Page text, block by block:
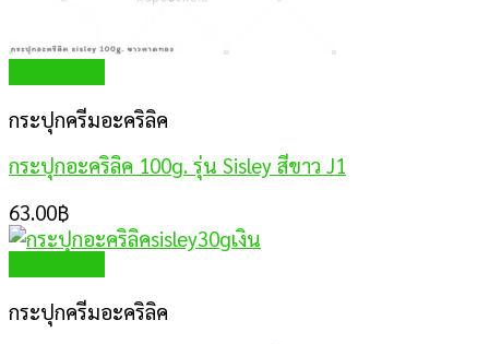
กระปุกครีมอะคริลิค
กระปุกอะคริลิค 100g. รุ่น Sisley สีขาว J1
63.00฿
กระปุกครีมอะคริลิค